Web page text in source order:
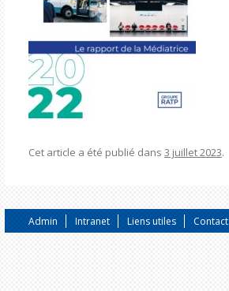
Cet article a été publié dans 3 juillet 2023.
Admin Intranet Liens utiles Contact